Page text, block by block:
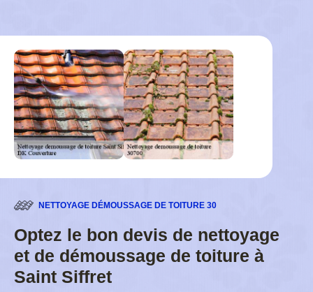
NETTOYAGE DÉMOUSSAGE DE TOITURE 30
Optez le bon devis de nettoyage
et de démoussage de toiture à
Saint Siffret